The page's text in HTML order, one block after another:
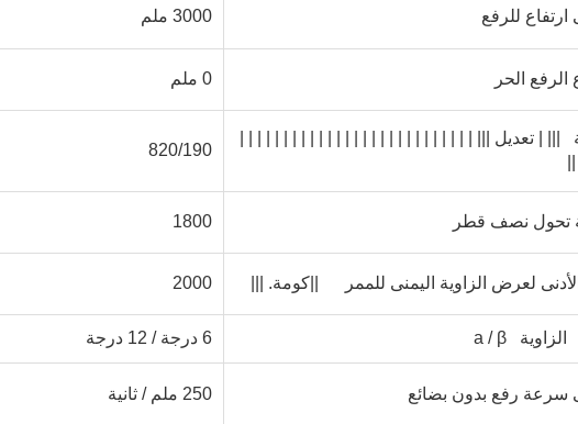
ارتفاع للرفع 3000 ملم
الرفع الحر 0 ملم
||| | تعديل ||| | | | | | | | | | | | | | | | | | | | | | | | | | | |
820/190
تحول نصف قطر 1800
لعرض الزاوية اليمنى للممر ||كومة. ||| 2000
الزاوية a / β 6 درجة / 12 درجة
سرعة رفع بدون بضائع 250 ملم / ثانية